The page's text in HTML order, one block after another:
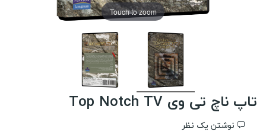
Touch to zoom
تاپ ناچ تی وی Top Notch TV
نوشتن یک نظر